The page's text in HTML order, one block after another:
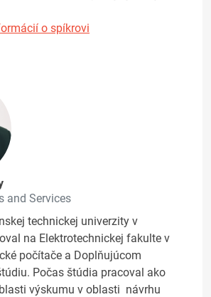
o spíkrovi
and Services
technickej univerzity v
na Elektrotechnickej fakulte v
počítače a Doplňujúcom
Počas štúdia pracoval ako
výskumu v oblasti návrhu